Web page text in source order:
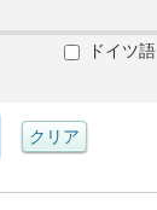
ドイツ語